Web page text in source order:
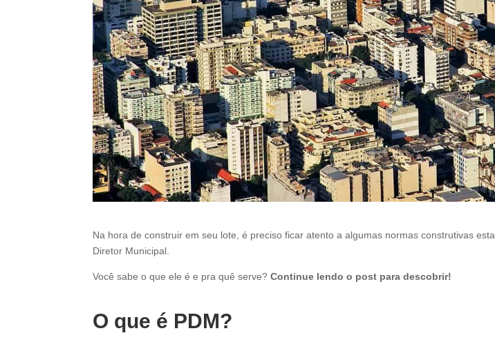
l
e
f
t
b
l
a
n
k
Na hora de construir em seu lote, é preciso ficar atento a algumas normas construtivas
Diretor Municipal.
Você sabe o que ele é e pra quê serve?Continue lendo o post para descobrir!
O que é PDM?